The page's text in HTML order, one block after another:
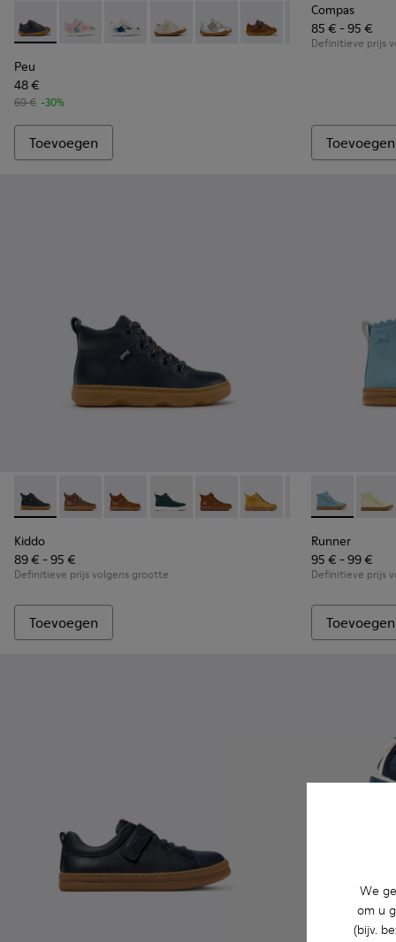
We
om u
(bijv.
Peu - 80212-077 - Blauwe leren kinderschoen.
Peu - 80212-120
Peu - 80212-119
Peu - 80212-117
Peu - 80212-114Peu - 80212-112Peu - 80212-108
Peu -
Peu
48 €
69 € -30%
Toevoegen
Compas
85 € - 95 €
Definitieve prijs
Toevoegen
Kiddo - K900189-026 - Blauwe leren enkellaarzen voor
Kiddo - K900189-028
Kiddo - K900189-025
Kiddo - K900189-021
Kiddo - K900189-020
Kiddo - K900189-018
Kiddo -Kiddo -
Kiddo
89 € - 95 €
Definitieve prijs volgens grootte
Toevoegen
Runner -
Runner
95 € - 99 €
Definitieve prijs
Toevoegen